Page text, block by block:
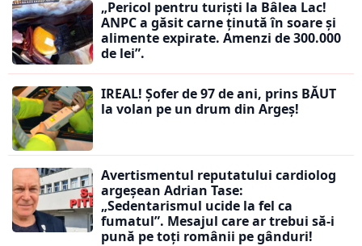
„Pericol pentru turiști la Bâlea Lac!
ANPC a găsit carne ținută în soare și
alimente expirate. Amenzi de 300.000
de lei”.
IREAL! Șofer de 97 de ani, prins BĂUT
la volan pe un drum din Argeș!
Avertismentul reputatului cardiolog
argeșean Adrian Tase:
„Sedentarismul ucide la fel ca
fumatul”. Mesajul care ar trebui să-i
pună pe toți românii pe gânduri!